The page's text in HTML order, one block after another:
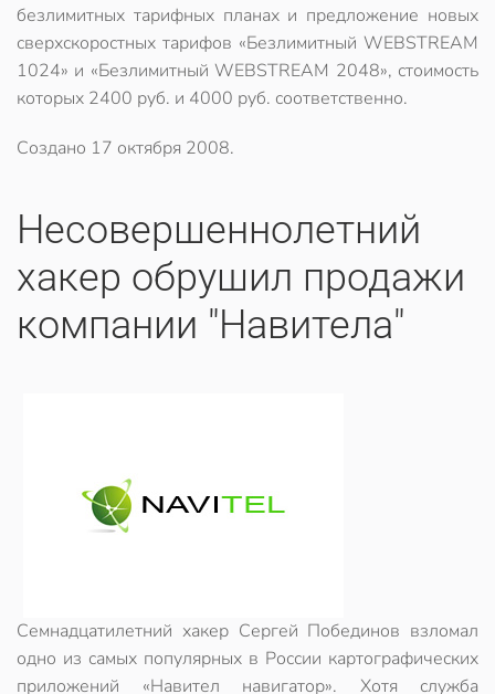
безлимитных тарифных планах и предложение новых
сверхскоростных тарифов «Безлимитный WEBSTREAM
1024» и «Безлимитный WEBSTREAM 2048», стоимость
которых 2400 руб. и 4000 руб. соответственно.
Создано 17 октября 2008.
Несовершеннолетний
хакер обрушил продажи
компании "Навитела"
Семнадцатилетний хакер Сергей Побединов взломал
одно из самых популярных в России картографических
приложений «Навител навигатор». Хотя служба